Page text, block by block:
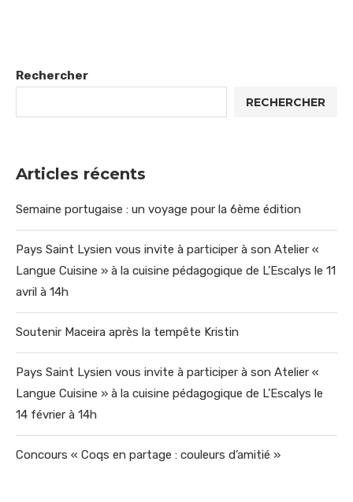
Rechercher
RECHERCHER
Articles récents
Semaine portugaise : un voyage pour la 6ème édition
Pays Saint Lysien vous invite à participer à son Atelier «
Langue Cuisine » à la cuisine pédagogique de L’Escalys le 11
avril à 14h
Soutenir Maceira après la tempête Kristin
Pays Saint Lysien vous invite à participer à son Atelier «
Langue Cuisine » à la cuisine pédagogique de L’Escalys le
14 février à 14h
Concours « Coqs en partage : couleurs d’amitié »